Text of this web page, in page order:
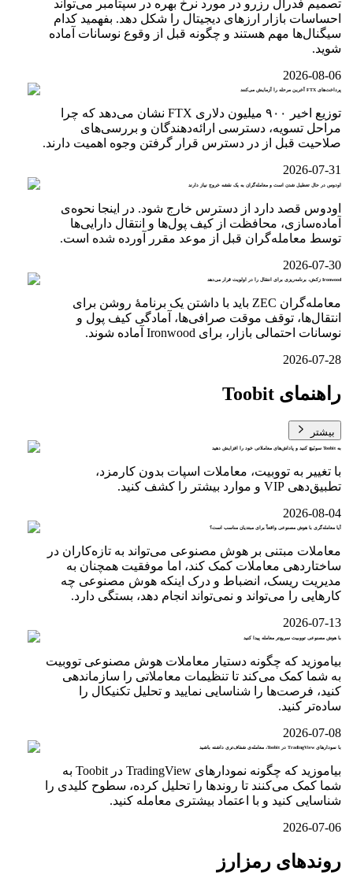
تصمیم فدرال رزرو در مورد نرخ بهره در سپتامبر می‌تواند
احساسات بازار ارزهای دیجیتال را شکل دهد. بفهمید کدام
سیگنال‌ها مهم هستند و چگونه قبل از وقوع نوسانات آماده
شوید.
2026-08-06
پرداخت‌های FTX آخرین مرحله را آزمایش می‌کنند
توزیع اخیر ۹۰۰ میلیون دلاری FTX نشان می‌دهد که چرا
مراحل تسویه، دسترسی ارائه‌دهندگان و بررسی‌های
صلاحیت قبل از در دسترس قرار گرفتن وجوه اهمیت دارند.
2026-07-31
اودوس در حال تعطیل شدن است و معامله‌گران به یک نقشه خروج نیاز دارند
اودوس قصد دارد از دسترس خارج شود. در اینجا نحوه‌ی
آماده‌سازی، محافظت از کیف پول‌ها و انتقال دارایی‌ها
توسط معامله‌گران قبل از موعد مقرر آورده شده است.
2026-07-30
Ironwood زکش، برنامه‌ریزی برای انتقال را در اولویت قرار می‌دهد
معامله‌گران ZEC باید با داشتن یک برنامهٔ روشن برای
انتقال‌ها، توقف موقت صرافی‌ها، آمادگی کیف پول و
نوسانات احتمالی بازار، برای Ironwood آماده شوند.
2026-07-28
راهنمای Toobit
بیشتر
به Toobit سوئیچ کنید و پاداش‌های معاملاتی خود را افزایش دهید
با تغییر به تووبیت، معاملات اسپات بدون کارمزد،
تطبیق‌دهی VIP و موارد بیشتر را کشف کنید.
2026-08-04
آیا معامله‌گری با هوش مصنوعی واقعاً برای مبتدیان مناسب است؟
معاملات مبتنی بر هوش مصنوعی می‌تواند به تازه‌کاران در
ساختاردهی معاملات کمک کند، اما موفقیت همچنان به
مدیریت ریسک، انضباط و درک اینکه هوش مصنوعی چه
کارهایی را می‌تواند و نمی‌تواند انجام دهد، بستگی دارد.
2026-07-13
با هوش مصنوعی تووبیت سریع‌تر معامله پیدا کنید
بیاموزید که چگونه دستیار معاملات هوش مصنوعی تووبیت
به شما کمک می‌کند تا تنظیمات معاملاتی را سازماندهی
کنید، فرصت‌ها را شناسایی نمایید و تحلیل تکنیکال را
ساده‌تر کنید.
2026-07-08
با نمودارهای TradingView در Toobit، معامله‌ی شفاف‌تری داشته باشید
بیاموزید که چگونه نمودارهای TradingView در Toobit به
شما کمک می‌کنند تا روندها را تحلیل کرده، سطوح کلیدی را
شناسایی کنید و با اعتماد بیشتری معامله کنید.
2026-07-06
روندهای رمزارز